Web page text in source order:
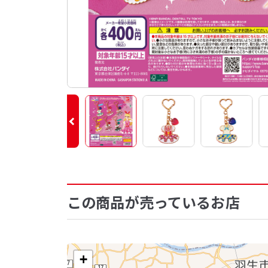
この商品が売っているお店
+